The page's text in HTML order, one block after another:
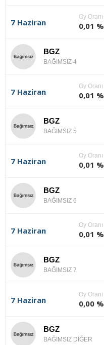
7 Haziran
Oy Oranı
0,01 %
BGZ
BAĞIMSIZ 4
7 Haziran
Oy Oranı
0,01 %
BGZ
BAĞIMSIZ 5
7 Haziran
Oy Oranı
0,01 %
BGZ
BAĞIMSIZ 6
7 Haziran
Oy Oranı
0,01 %
BGZ
BAĞIMSIZ 7
7 Haziran
Oy Oranı
0,00 %
BGZ
BAĞIMSIZ DİĞER